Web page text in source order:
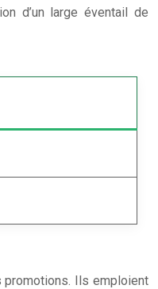
d’un large éventail de
Ils emploient